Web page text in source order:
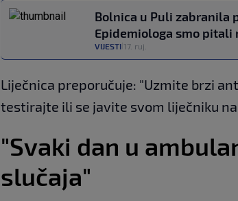
Bolnica u Puli zabranila
Epidemiologa smo pitali
VIJESTI 17. ruj.
Liječnica preporučuje: "Uzmite brzi
testirajte ili se javite svom liječniku
"Svaki dan u
slučaja"